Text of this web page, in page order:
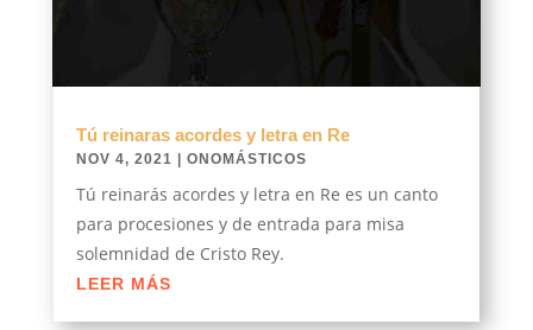
Tú reinaras acordes y letra en Re
NOV 4, 2021 ONOMÁSTICOS
Tú reinarás acordes y letra en Re es un canto
para procesiones y de entrada para misa
solemnidad de Cristo Rey.
LEER MÁS